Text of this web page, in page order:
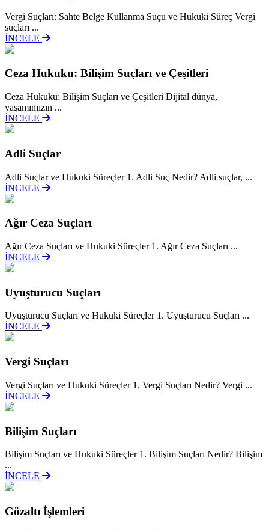
Vergi Suçları: Sahte Belge Kullanma Suçu ve Hukuki Süreç Vergi
suçları ...
İNCELE
Ceza Hukuku: Bilişim Suçları ve Çeşitleri
Ceza Hukuku: Bilişim Suçları ve Çeşitleri Dijital dünya,
yaşamımızın ...
İNCELE
Adli Suçlar
Adli Suçlar ve Hukuki Süreçler 1. Adli Suç Nedir? Adli suçlar, ...
İNCELE
Ağır Ceza Suçları
Ağır Ceza Suçları ve Hukuki Süreçler 1. Ağır Ceza Suçları ...
İNCELE
Uyuşturucu Suçları
Uyuşturucu Suçları ve Hukuki Süreçler 1. Uyuşturucu Suçları ...
İNCELE
Vergi Suçları
Vergi Suçları ve Hukuki Süreçler 1. Vergi Suçları Nedir? Vergi ...
İNCELE
Bilişim Suçları
Bilişim Suçları ve Hukuki Süreçler 1. Bilişim Suçları Nedir? Bilişim
...
İNCELE
Gözaltı İşlemleri